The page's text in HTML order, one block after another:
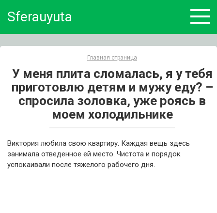
Sferauyuta
Главная страница
У меня плита сломалась, я у тебя
приготовлю детям и мужу еду? –
спросила золовка, уже роясь в
моем холодильнике
Виктория любила свою квартиру. Каждая вещь здесь
занимала отведенное ей место. Чистота и порядок
успокаивали после тяжелого рабочего дня.